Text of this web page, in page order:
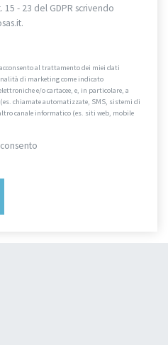
- 23 del GDPR scrivendo
, acconsento al trattamento dei miei dati
di marketing come indicato
e/o cartacee, e, in particolare, a
chiamate automatizzate, SMS, sistemi di
canale informatico (es. siti web, mobile